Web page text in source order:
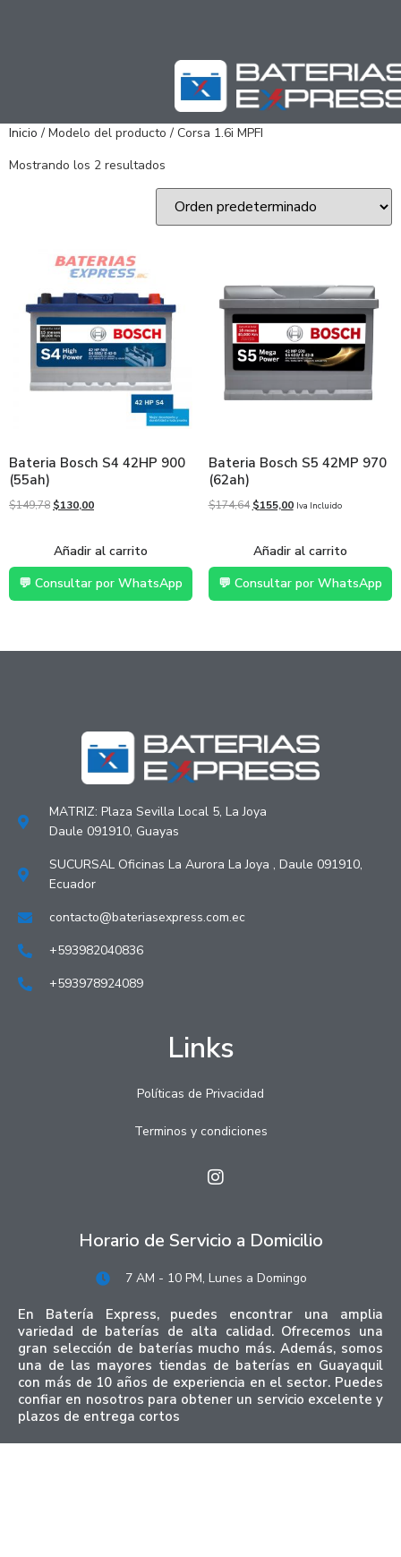
Inicio / Modelo del producto / Corsa 1.6i MPFI
Mostrando los 2 resultados
Bateria Bosch S4 42HP 900
(55ah)
$149,78 $130,00
Añadir al carrito
💬 Consultar por WhatsApp
Bateria Bosch S5 42MP 970
(62ah)
$174,64 $155,00 Iva Incluido
Añadir al carrito
💬 Consultar por WhatsApp
MATRIZ: Plaza Sevilla Local 5, La Joya
Daule 091910, Guayas
SUCURSAL Oficinas La Aurora La Joya , Daule 091910,
Ecuador
contacto@bateriasexpress.com.ec
+593982040836
+593978924089
Links
Políticas de Privacidad
Terminos y condiciones
Horario de Servicio a Domicilio
7 AM - 10 PM, Lunes a Domingo
En Batería Express, puedes encontrar una amplia
variedad de baterías de alta calidad. Ofrecemos una
gran selección de baterías mucho más. Además, somos
una de las mayores tiendas de baterías en Guayaquil
con más de 10 años de experiencia en el sector. Puedes
confiar en nosotros para obtener un servicio excelente y
plazos de entrega cortos